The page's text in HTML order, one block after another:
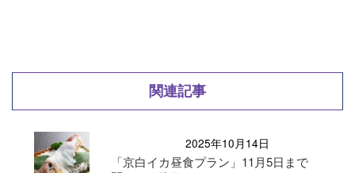
関連記事
2025年10月14日
「京白イカ昼食プラン」11月5日まで